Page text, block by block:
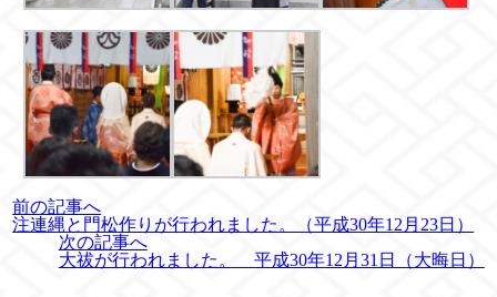
前の記事へ
注連縄と門松作りが行われました。（平成30年12月23日）
次の記事へ
大祓が行われました。 平成30年12月31日（大晦日）